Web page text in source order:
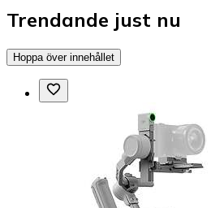
Trendande just nu
Hoppa över innehållet